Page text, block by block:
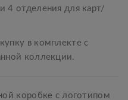
4 отделения для карт/
в комплекте с
коллекции.
коробке с логотипом